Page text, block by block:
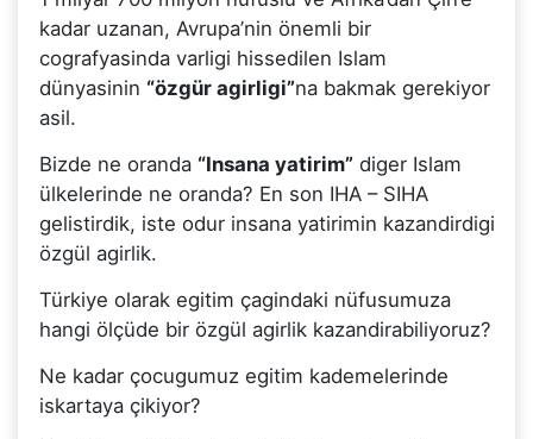
kadar uzanan, Avrupa’nin önemli bir
cografyasinda varligi hissedilen Islam
dünyasinin “özgür agirligi”na bakmak gerekiyor
asil.
Bizde ne oranda “Insana yatirim”diger Islam
ülkelerinde ne oranda? En son IHA – SIHA
gelistirdik, iste odur insana yatirimin kazandirdigi
özgül agirlik.
Türkiye olarak egitim çagindaki nüfusumuza
hangi ölçüde bir özgül agirlik kazandirabiliyoruz?
Ne kadar çocugumuz egitim kademelerinde
iskartaya çikiyor?